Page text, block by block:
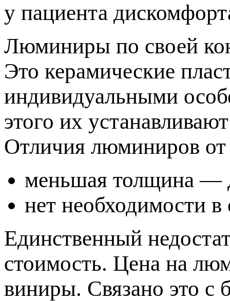
у пациента
Люминиры по своей
Это керамические
индивидуальными
этого их
Отличия люминиров
меньшая толщина —
нет необходимости в
Единственный
стоимость. Цена на
иниры. Связано это с